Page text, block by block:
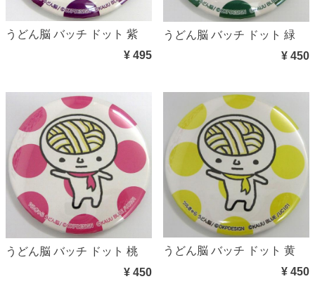
うどん脳 バッチ ドット 紫
¥ 495
うどん脳 バッチ ドット 緑
¥ 450
うどん脳 バッチ ドット 桃
¥ 450
うどん脳 バッチ ドット 黄
¥ 450